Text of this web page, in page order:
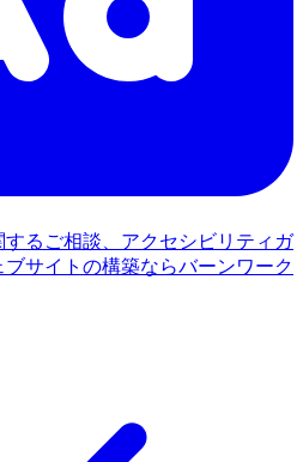
るご相談、アクセシビリティガ
サイトの構築ならバーンワーク